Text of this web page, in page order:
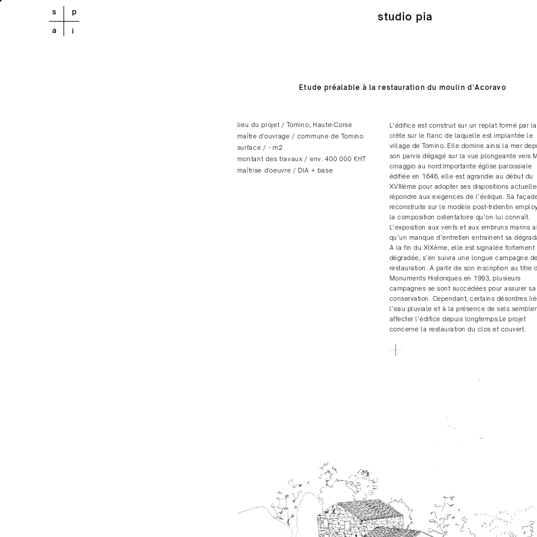
s p
a i
studio pia
Etude préalable à la restauration du moulin d’Acoravo
lieu du projet / Tomino, Haute-Corse
maître d'ouvrage / commune de Tomino
surface / - m2
montant des travaux / env. 400 000 €HT
maîtrise d'oeuvre / DIA + base
L’édifice est construit sur un replat formé par la
crête sur le flanc de laquelle est implantée le
village de Tomino. Elle domine ainsi la mer
son parvis dégagé sur la vue plongeante vers
cinaggio au nord.Importante église paroissiale
édifiée en 1646, elle est agrandie au début du
XVIIIème pour adopter ses dispositions
répondre aux exigences de l’évêque. Sa
reconstruite sur le modèle post-tridentin
la composition ostentatoire qu’on lui connaît.
L’exposition aux vents et aux embruns marins
qu’un manque d’entretien entrainent sa
A la fin du XIXème, elle est signalée fortement
dégradée, s’en suivra une longue campagne de
restauration. A partir de son inscription au titre
Monuments Historiques en 1993, plusieurs
campagnes se sont succédées pour assurer sa
conservation. Cependant, certains désordres
l’eau pluviale et à la présence de sels
affecter l’édifice depuis longtemps.Le projet
concerne la restauration du clos et couvert.